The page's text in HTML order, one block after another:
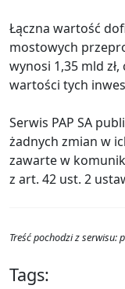
Łączna wartość
mostowych
wynosi 1,35 mld
wartości tych
Serwis PAP SA
żadnych zmian w
zawarte w
z art. 42 ust. 2
Treść pochodzi z serwisu:
Tags: